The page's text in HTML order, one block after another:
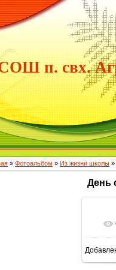
п. свх.
» Фотоальбом » Из жизни школы »
День